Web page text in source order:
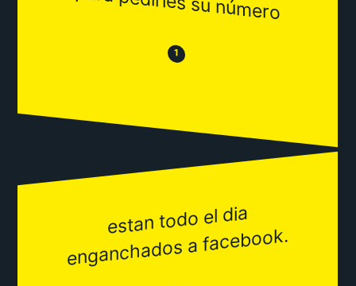
😒 1 😂
estan todo el dia
enganchados a facebook.